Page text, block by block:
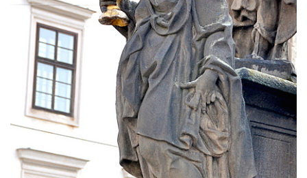
Sloup archanděla Michaela v Nejdku
Sloup Panny Marie v Nejdku
Sloup Nejsvětější Trojice v Nejdku
Sloup Panny Marie v Pardubicích
Sloup Nejsvětější Trojice v Náchodě
Sloup Panny Marie v Náchodě
Sloup Panny Marie v Rokycanech
Sloup Panny Marie v Sokolově